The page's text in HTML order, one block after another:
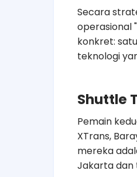
Secara
operasional
konkret:
teknologi
Shuttle
Pemain
XTrans,
mereka
Jakarta dan